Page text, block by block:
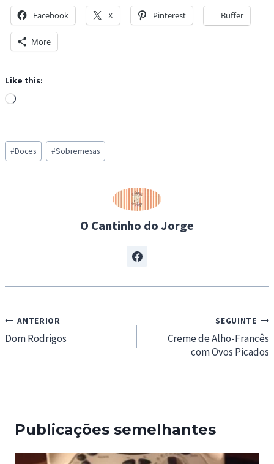
Facebook X Pinterest Buffer
More
Like this:
L
d
g
Post
Tags:
#Doces #Sobremesas
O Cantinho do Jorge
Navegação
de
ANTERIOR
Dom Rodrigos
SEGUINTE
Creme de Alho-Francês
com Ovos Picados
Publicações semelhantes